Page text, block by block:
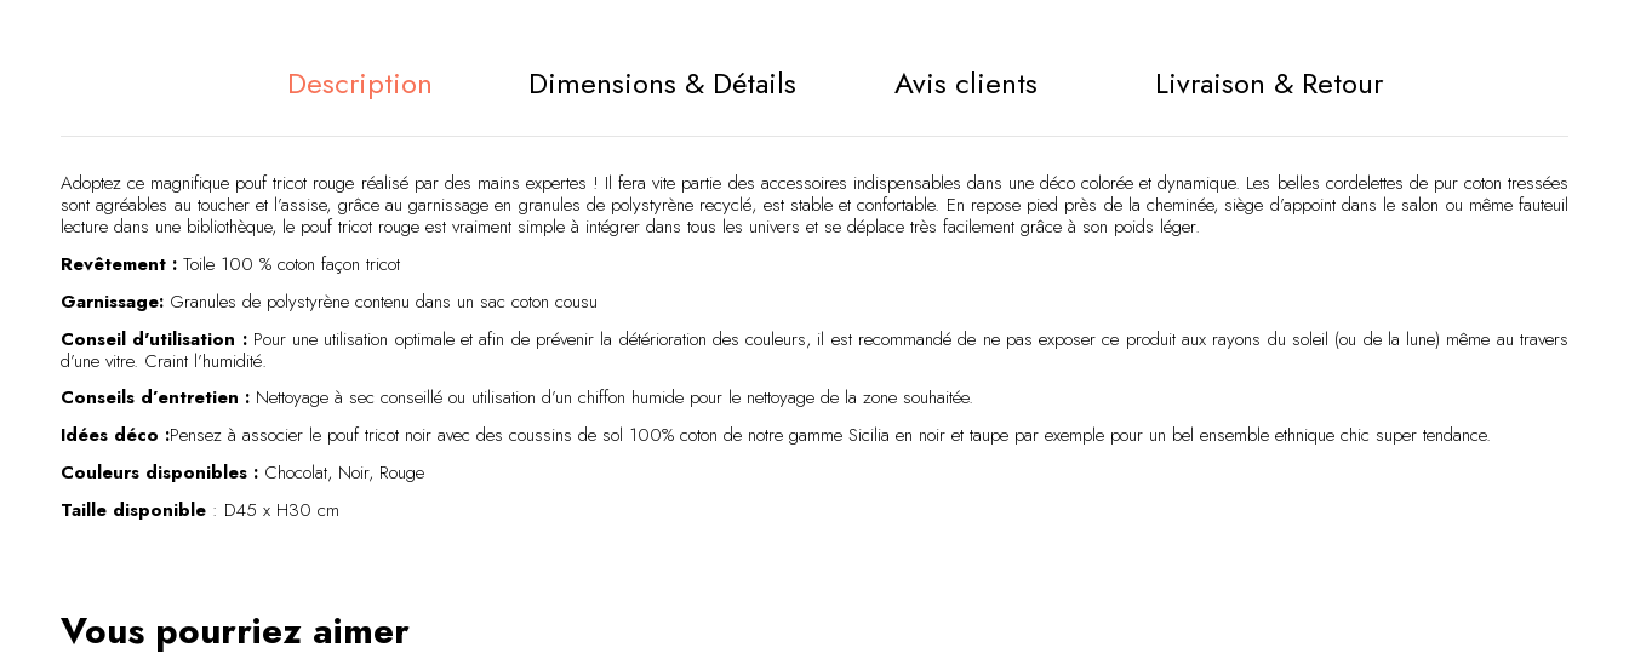
Description Dimensions & Détails Avis clients Livraison & Retour
Adoptez ce magnifique pouf tricot rouge réalisé par des mains expertes ! Il fera vite partie des accessoires indispensables dans une déco colorée et dynamique. Les belles cordelettes de pur coton tressées
sont agréables au toucher et l’assise, grâce au garnissage en granules de polystyrène recyclé, est stable et confortable. En repose pied près de la cheminée, siège d’appoint dans le salon ou même fauteuil
lecture dans une bibliothèque, le pouf tricot rouge est vraiment simple à intégrer dans tous les univers et se déplace très facilement grâce à son poids léger.
Revêtement : Toile 100 % coton façon tricot
Garnissage: Granules de polystyrène contenu dans un sac coton cousu
Conseil d'utilisation : Pour une utilisation optimale et afin de prévenir la détérioration des couleurs, il est recommandé de ne pas exposer ce produit aux rayons du soleil (ou de la lune) même au travers
d’une vitre. Craint l’humidité.
Conseils d’entretien : Nettoyage à sec conseillé ou utilisation d’un chiffon humide pour le nettoyage de la zone souhaitée.
Idées déco :Pensez à associer le pouf tricot noir avec des coussins de sol 100% coton de notre gamme Sicilia en noir et taupe par exemple pour un bel ensemble ethnique chic super tendance.
Couleurs disponibles : Chocolat, Noir, Rouge
Taille disponible : D45 x H30 cm
Vous pourriez aimer